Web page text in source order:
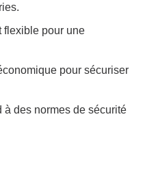
flexible pour une
pour sécuriser
à des normes de sécurité